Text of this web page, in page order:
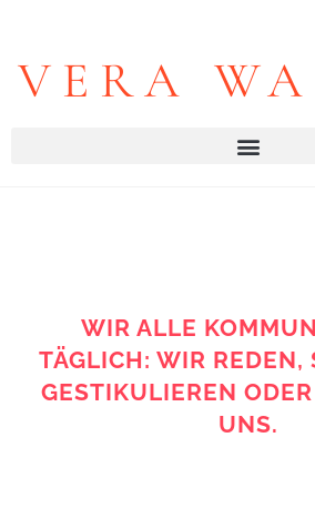
VERA
WIR ALLE
TÄGLICH: WIR REDEN,
GESTIKULIEREN
UNS.